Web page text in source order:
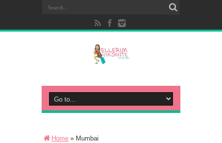
Home » Mumbai